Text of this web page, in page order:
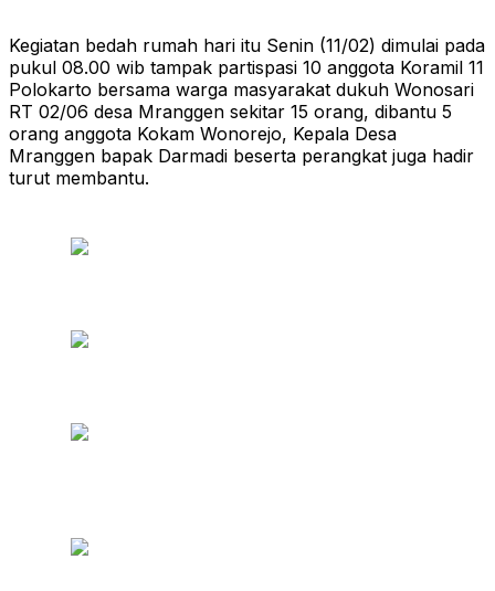
Kegiatan bedah rumah hari itu Senin (11/02) dimulai pada
pukul 08.00 wib tampak partispasi 10 anggota Koramil 11
Polokarto bersama warga masyarakat dukuh Wonosari
RT 02/06 desa Mranggen sekitar 15 orang, dibantu 5
orang anggota Kokam Wonorejo, Kepala Desa
Mranggen bapak Darmadi beserta perangkat juga hadir
turut membantu.